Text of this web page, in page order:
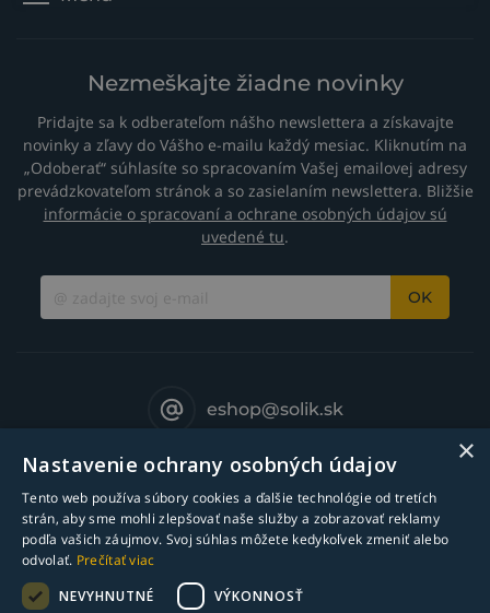
Nezmeškajte žiadne novinky
Pridajte sa k odberateľom nášho newslettera a získavajte
novinky a zľavy do Vášho e-mailu každý mesiac. Kliknutím na
„Odoberať“ súhlasíte so spracovaním Vašej emailovej adresy
prevádzkovateľom stránok a so zasielaním newslettera. Bližšie
informácie o spracovaní a ochrane osobných údajov sú
uvedené tu.
OK
eshop@solik.sk
×
Nastavenie ochrany osobných údajov
Tento web používa súbory cookies a ďalšie technológie od tretích
strán, aby sme mohli zlepšovať naše služby a zobrazovať reklamy
podľa vašich záujmov. Svoj súhlas môžete kedykoľvek zmeniť alebo
odvolať. Prečítať viac
NEVYHNUTNÉ
VÝKONNOSŤ